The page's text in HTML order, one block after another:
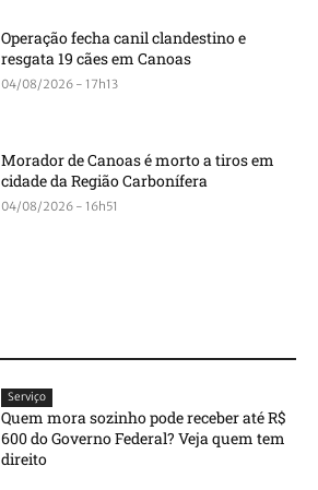
Operação fecha canil clandestino e
resgata 19 cães em Canoas
04/08/2026 - 17h13
Morador de Canoas é morto a tiros em
cidade da Região Carbonífera
04/08/2026 - 16h51
Serviço
Quem mora sozinho pode receber até R$
600 do Governo Federal? Veja quem tem
direito